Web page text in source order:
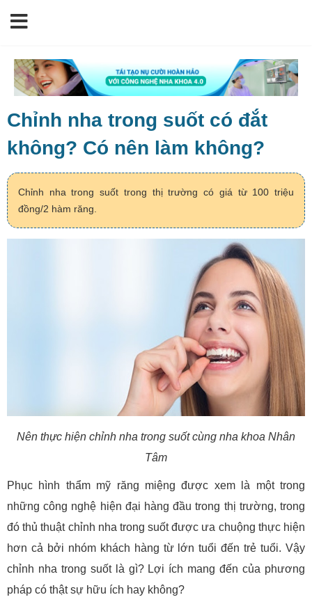
Chỉnh nha trong suốt có đắt
không? Có nên làm không?
Chỉnh nha trong suốt trong thị trường có giá từ 100 triệu
đồng/2 hàm răng.
Nên thực hiện chỉnh nha trong suốt cùng nha khoa Nhân
Tâm
Phục hình thẩm mỹ răng miệng được xem là một trong
những công nghệ hiện đại hàng đầu trong thị trường, trong
đó thủ thuật chỉnh nha trong suốt được ưa chuộng thực hiện
hơn cả bởi nhóm khách hàng từ lớn tuổi đến trẻ tuổi. Vậy
chỉnh nha trong suốt là gì? Lợi ích mang đến của phương
pháp có thật sự hữu ích hay không?